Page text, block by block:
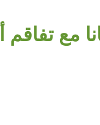
مع تفاقم